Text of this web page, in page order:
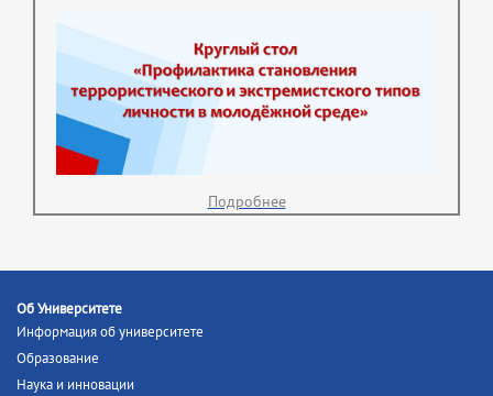
Подробнее
Об Университете
Информация об университете
Образование
Наука и инновации